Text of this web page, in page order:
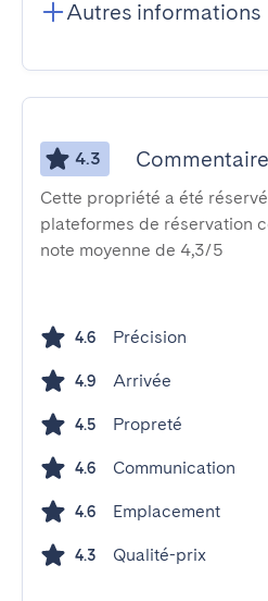
Autres informations
4.3
Cette propriété a été
plateformes de réservation
note moyenne de 4,3/5
4.6 Précision
4.9 Arrivée
4.5 Propreté
4.6 Communication
4.6 Emplacement
4.3 Qualité-prix